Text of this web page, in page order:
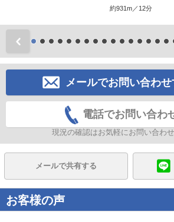
約931m／12分
前
メールでお問い合わ
電話でお問い合わ
現況の確認はお気軽にお問い合わせ
メールで共有する
お客様の声